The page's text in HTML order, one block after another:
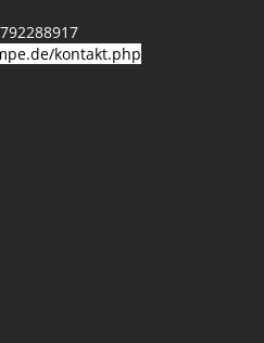
kontakt.php